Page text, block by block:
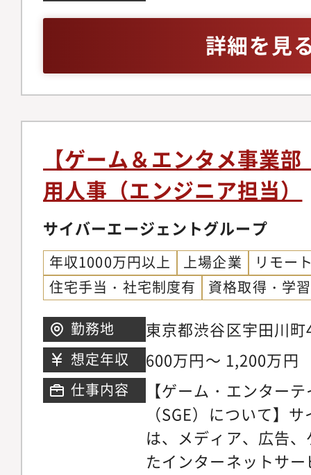
テクト・セールスエ
ニア・グローバル開
バー・新卒AIエンジ
ンジニア採用・
組織の採用戦略立案
界をリードする
開発組織HRBP・採用
全体の人事戦略を統
マネジメントの統括
Giveryの戦略のある
ていただきます・必
ント・母集団形成戦
の最適化・採用ブラ
ング企画・各事業部
連携しEX（
推進【身に着けられ
視点を持った採用戦
的に構築するスキル
Experience）を軸と
の実践経験・ゼロベ
チームを動かすマネ
30名を採用された
マネージャーとして
詳細を見
【ゲーム＆エンタメ事業
用人事（エンジニア担当）
サイバーエージェントグループ
年収1000万円以上 上場企業
リモー
住宅手当・社宅制度有
資格取得・学
勤務地 東京都渋谷区宇田川
想定年収 600万円～ 1,200万円
仕事内容
【ゲーム・エンター
（SGE）について】
は、メディア、広告
たインターネットサ